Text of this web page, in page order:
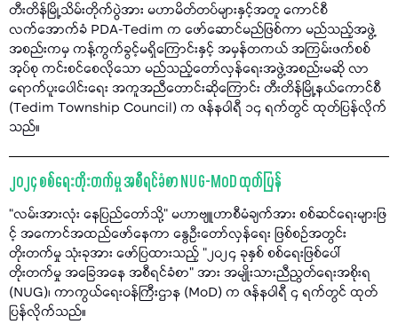
တီးတိန်မြို့သိမ်းတိုက်ပွဲအား မဟာမိတ်တပ်များနှင့်အတူ ကောင်စီ
လက်အောက်ခံ PDA-Tedim က ဖော်ဆောင်မည်ဖြစ်ကာ မည်သည့်အဖွဲ့
အစည်းကမှ ကန့်ကွက်ခွင့်မရှိကြောင်းနှင့် အမှန်တကယ် အကြမ်းဖက်စစ်
အုပ်စု ကင်းစင်စေလိုသော မည်သည့်တော်လှန်ရေးအဖွဲ့အစည်းမဆို လာ
ရောက်ပူးပေါင်းရေး အကူအညီတောင်းဆိုကြောင်း တီးတိန်မြို့နယ်ကောင်စီ
(Tedim Township Council) က ဇန်နဝါရီ ၁၄ ရက်တွင် ထုတ်ပြန်လိုက်
သည်။
၂၀၂၄ စစ်ရေးတိုးတက်မှု အစီရင်ခံစာ NUG-MoD ထုတ်ပြန်
“လမ်းအားလုံး နေပြည်တော်သို့" မဟာဗျူဟာစီမံချက်အား စစ်ဆင်ရေးများဖြ
င့် အကောင်အထည်ဖော်နေကာ နွေဦးတော်လှန်ရေး ဖြစ်စဉ်အတွင်း
တိုးတက်မှု သုံးခုအား ဖော်ပြထားသည့် "၂၀၂၄ ခုနှစ် စစ်ရေးဖြစ်ပေါ်
တိုးတက်မှု အခြေအနေ အစီရင်ခံစာ" အား အမျိုးသားညီညွတ်ရေးအစိုးရ
(NUG)၊ ကာကွယ်ရေးဝန်ကြီးဌာန (MoD) က ဇန်နဝါရီ ၄ ရက်တွင် ထုတ်
ပြန်လိုက်သည်။